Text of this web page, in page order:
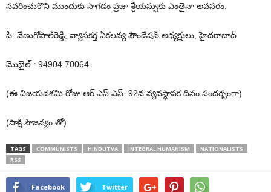
సవరించుకొని ముందుకు సాగడం ప్రజా శ్రేయస్సుకు ఎంతైనా అవసరం.
పి. వేణుగోపాల్‌రెడ్డి, వ్యాసకర్త ఏకలవ్య ఫౌండేషన్‌ అధ్యక్షులు, హైదరాబాద్‌
మొబైల్‌ : 94904 70064
(ఈ విజయదశమి రోజు ఆర్‌.ఎస్‌.ఎస్‌. 92వ వ్యవస్థాపక దినం సందర్భంగా)
(సాక్షి సౌజన్యం తో)
TAGS COMMUNISTS HINDUTVA INTEGRAL HUMANISM
NATIONALISTS
RSS
Facebook Twitter